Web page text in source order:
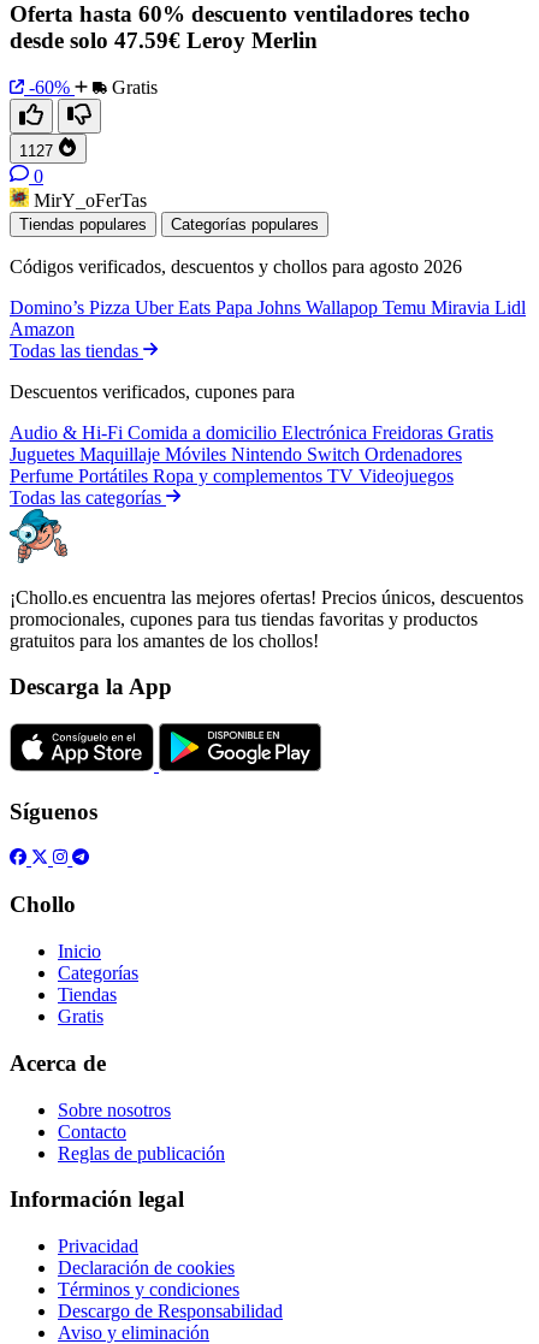
Oferta hasta 60% descuento ventiladores techo
desde solo 47.59€ Leroy Merlin
-60% Gratis
1127
0
MirY_oFerTas
Tiendas populares Categorías populares
Códigos verificados, descuentos y chollos para agosto 2026
Domino’s Pizza Uber Eats Papa Johns Wallapop Temu Miravia Lidl
Amazon
Todas las tiendas
Descuentos verificados, cupones para
Audio & Hi-Fi Comida a domicilio Electrónica Freidoras Gratis
Juguetes Maquillaje Móviles Nintendo Switch Ordenadores
Perfume Portátiles Ropa y complementos TV Videojuegos
Todas las categorías
¡Chollo.es encuentra las mejores ofertas! Precios únicos, descuentos
promocionales, cupones para tus tiendas favoritas y productos
gratuitos para los amantes de los chollos!
Descarga la App
Síguenos
Chollo
Inicio
Categorías
Tiendas
Gratis
Acerca de
Sobre nosotros
Contacto
Reglas de publicación
Información legal
Privacidad
Declaración de cookies
Términos y condiciones
Descargo de Responsabilidad
Aviso y eliminación